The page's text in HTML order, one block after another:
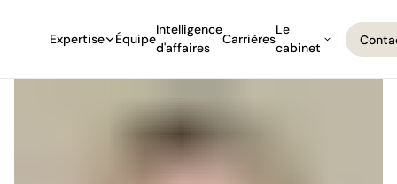
Expertise Équipe
Intelligence
d'affaires
Carrières
Le
cabinet